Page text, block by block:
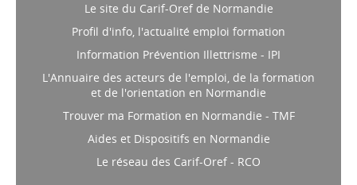
Le site du Carif-Oref de Normandie
Profil d'info, l'actualité emploi formation
Information Prévention Illettrisme - IPI
L'Annuaire des acteurs de l'emploi, de la formation
et de l'orientation en Normandie
Trouver ma Formation en Normandie - TMF
Aides et Dispositifs en Normandie
Le réseau des Carif-Oref - RCO